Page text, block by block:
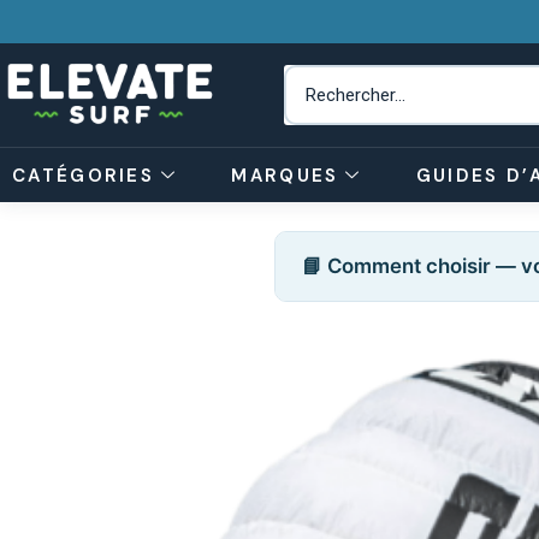
CATÉGORIES MARQUES GUIDES
📘 Comment choisir —